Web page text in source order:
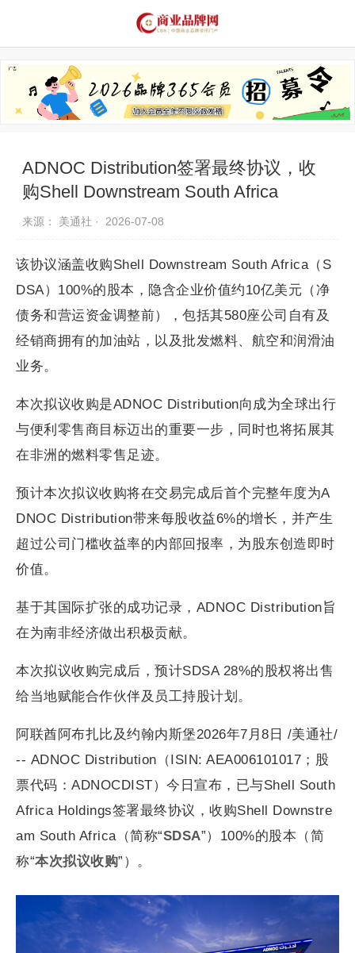
推荐品牌 品牌故事
ADNOC Distribution签署最终协议，收
购Shell Downstream South Africa
来源： 美通社 · 2026-07-08
该协议涵盖收购Shell Downstream South Africa（S
DSA）100%的股本，隐含企业价值约10亿美元（净
债务和营运资金调整前），包括其580座公司自有及
经销商拥有的加油站，以及批发燃料、航空和润滑油
业务。
本次拟议收购是ADNOC Distribution向成为全球出行
与便利零售商目标迈出的重要一步，同时也将拓展其
在非洲的燃料零售足迹。
预计本次拟议收购将在交易完成后首个完整年度为A
DNOC Distribution带来每股收益6%的增长，并产生
超过公司门槛收益率的内部回报率，为股东创造即时
价值。
基于其国际扩张的成功记录，ADNOC Distribution旨
在为南非经济做出积极贡献。
本次拟议收购完成后，预计SDSA 28%的股权将出售
给当地赋能合作伙伴及员工持股计划。
阿联酋阿布扎比及约翰内斯堡2026年7月8日 /美通社/
-- ADNOC Distribution（ISIN: AEA006101017；股
票代码：ADNOCDIST）今日宣布，已与Shell South
Africa Holdings签署最终协议，收购Shell Downstre
am South Africa（简称“SDSA”）100%的股本（简
称“本次拟议收购”）。